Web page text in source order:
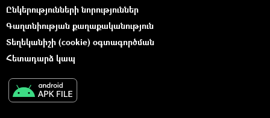
Ընկերությունների նորություններ
Գաղտնիության քաղաքականություն
Տեղեկանիշի (cookie) օգտագործման
Հետադարձ կապ